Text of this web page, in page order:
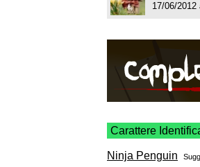
17/06/2012
Carattere
Ninja Penguin